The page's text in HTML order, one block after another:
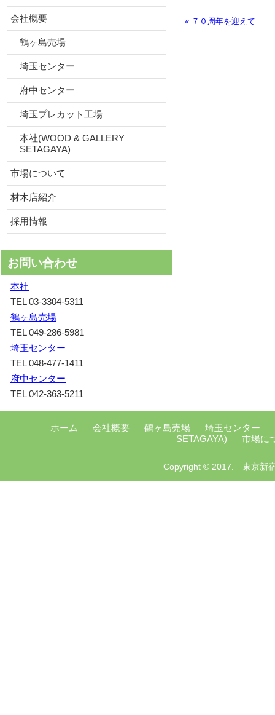
« ７０周年を迎えて
会社概要
鶴ヶ島売場
埼玉センター
府中センター
埼玉プレカット工場
本社(WOOD & GALLERY
SETAGAYA)
市場について
材木店紹介
採用情報
お問い合わせ
本社
TEL 03-3304-5311
鶴ヶ島売場
TEL 049-286-5981
埼玉センター
TEL 048-477-1411
府中センター
TEL 042-363-5211
ホーム 会社概要 鶴ヶ島売場 埼玉センター
SETAGAYA)
市場に
Copyright © 2017. 東京新